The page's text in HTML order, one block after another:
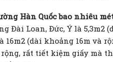
Hàn Quốc bao nhiêu
Đài Loan, Đức, Ý là 5,3m2
16m2 (dài khoảng 16m và
rất tiết kiệm giấy mà